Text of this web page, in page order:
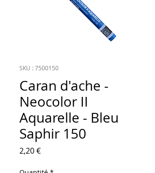
SKU : 7500150
Caran d'ache -
Neocolor II
Aquarelle - Bleu
Saphir 150
2,20 €Prix